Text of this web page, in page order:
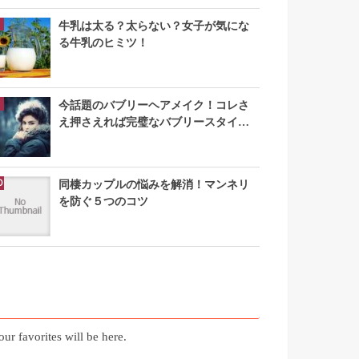
牛乳は太る？太らない？女子が気にな
る牛乳のヒミツ！
今話題のバブリーヘアメイク！コレさ
え押さえれば完璧なバブリースタイル
同棲カップルの悩みを解消！マンネリ
を防ぐ５つのコツ
favorites will be here.